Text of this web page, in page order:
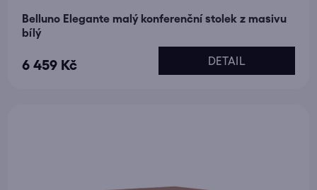
Belluno Elegante malý konferenční stolek z masivu
bílý
6 459 Kč DETAIL